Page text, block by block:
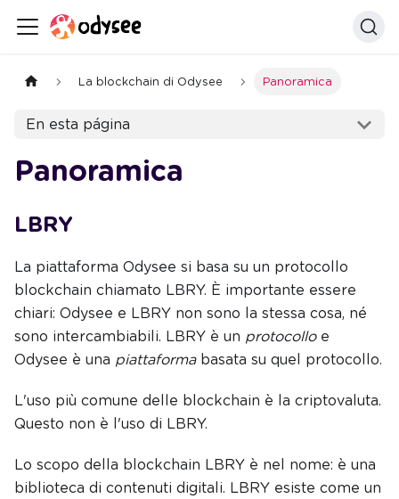
La blockchain di Odysee Panoramica
En esta página
Panoramica
LBRY
La piattaforma Odysee si basa su un protocollo
blockchain chiamato LBRY. È importante essere
chiari: Odysee e LBRY non sono la stessa cosa, né
sono intercambiabili. LBRY è un protocolloe
Odysee è una piattaformabasata su quel protocollo.
L'uso più comune delle blockchain è la criptovaluta.
Questo non è l'uso di LBRY.
Lo scopo della blockchain LBRY è nel nome: è una
biblioteca di contenuti digitali. LBRY esiste come un